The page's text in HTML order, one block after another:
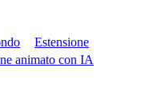
Estensione
animato con IA